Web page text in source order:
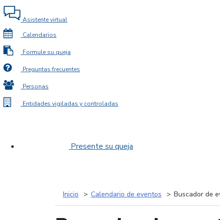
Asistente virtual
Calendarios
Formule su queja
Preguntas frecuentes
Personas
Entidades vigiladas y controladas
Presente su queja
Inicio Calendario de eventos Buscador de